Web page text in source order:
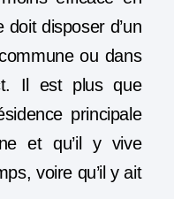
doit disposer d’un
ou dans
Il est plus que
principale
et qu’il y vive
voire qu’il y ait